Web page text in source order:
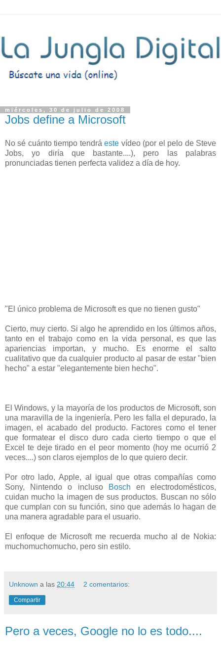
miércoles, 30 de julio de 2008
Jobs define a Microsoft
No sé cuánto tiempo tendráeste vídeo (por el pelo de Steve
Jobs, yo diría que bastante....), pero las palabras
pronunciadas tienen perfecta validez a día de hoy.
"El único problema de Microsoft es que no tienen gusto"
Cierto, muy cierto. Si algo he aprendido en los últimos años,
tanto en el trabajo como en la vida personal, es que las
apariencias importan, y mucho. Es enorme el salto
cualitativo que da cualquier producto al pasar de estar "bien
hecho" a estar "elegantemente bien hecho".
El Windows, y la mayoría de los productos de Microsoft, son
una maravilla de la ingeniería. Pero les falla el depurado, la
imagen, el acabado del producto. Factores como el tener
que formatear el disco duro cada cierto tiempo o que el
Excel te deje tirado en el peor momento (hoy me ocurrió 2
veces....) son claros ejemplos de lo que quiero decir.
Por otro lado, Apple, al igual que otras compañías como
Sony, Nintendo o incluso
Bosch en electrodomésticos,
cuidan mucho la imagen de sus productos. Buscan no sólo
que cumplan con su función, sino que además lo hagan de
una manera agradable para el usuario.
El enfoque de Microsoft me recuerda mucho al de Nokia:
muchomuchomucho, pero sin estilo.
Unknown a las 20:44 2 comentarios:
Compartir
Pero a veces, Google no lo es todo....